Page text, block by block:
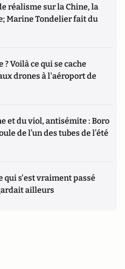
réalisme sur la Chine, la
Marine Tondelier fait du
? Voilà ce qui se cache
drones à l'aéroport de
et du viol, antisémite : Boro
de l’un des tubes de l’été
qui s'est vraiment passé
ailleurs